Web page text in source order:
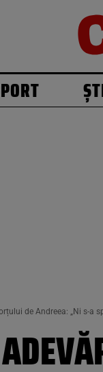
de Andreea: „Ni s-